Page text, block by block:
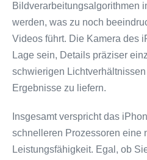
Bildverarbeitungsalgorithmen
werden, was zu noch
Videos führt. Die Kamera des
Lage sein, Details präziser
schwierigen
Ergebnisse zu liefern.
Insgesamt verspricht das
schnelleren Prozessoren eine
Leistungsfähigkeit. Egal, ob